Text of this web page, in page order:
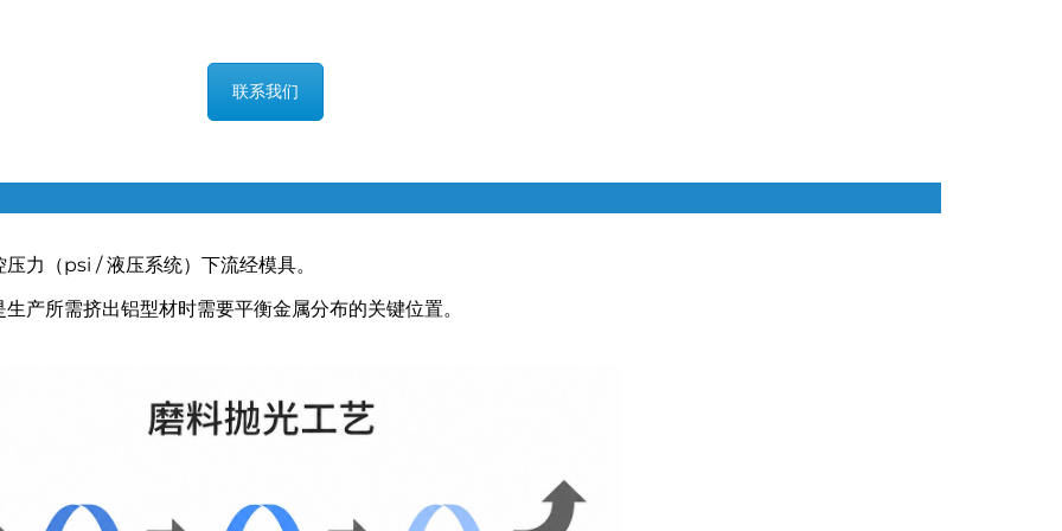
联系我们
力（psi / 液压系统）下流经模具。
产所需挤出铝型材时需要平衡金属分布的关键位置。